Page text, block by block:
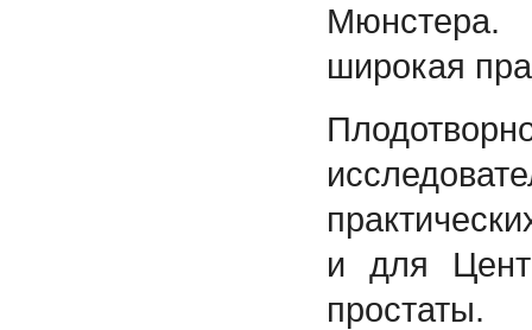
широкая
и для